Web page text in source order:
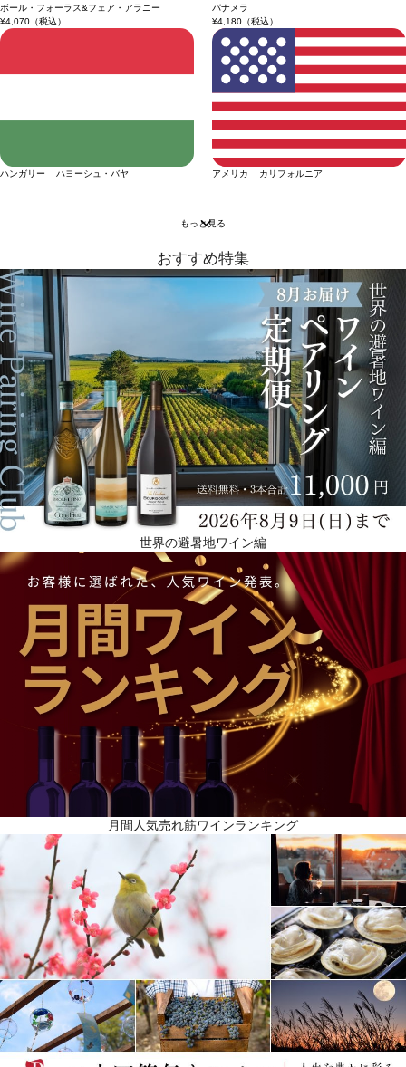
ボール・フォーラス&フェア・アラニー
¥4,070（税込）
ハンガリー ハヨーシュ・バヤ
パナメラ
¥4,180（税込）
アメリカ カリフォルニア
もっと見る
おすすめ特集
世界の避暑地ワイン編
月間人気売れ筋ワインランキング